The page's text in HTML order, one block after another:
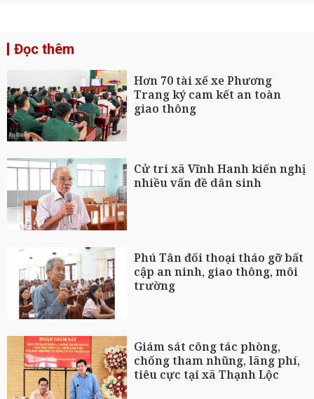
Đọc thêm
Hơn 70 tài xế xe Phương
Trang ký cam kết an toàn
giao thông
Cử tri xã Vĩnh Hanh kiến nghị
nhiều vấn đề dân sinh
Phú Tân đối thoại tháo gỡ bất
cập an ninh, giao thông, môi
trường
Giám sát công tác phòng,
chống tham nhũng, lãng phí,
tiêu cực tại xã Thạnh Lộc